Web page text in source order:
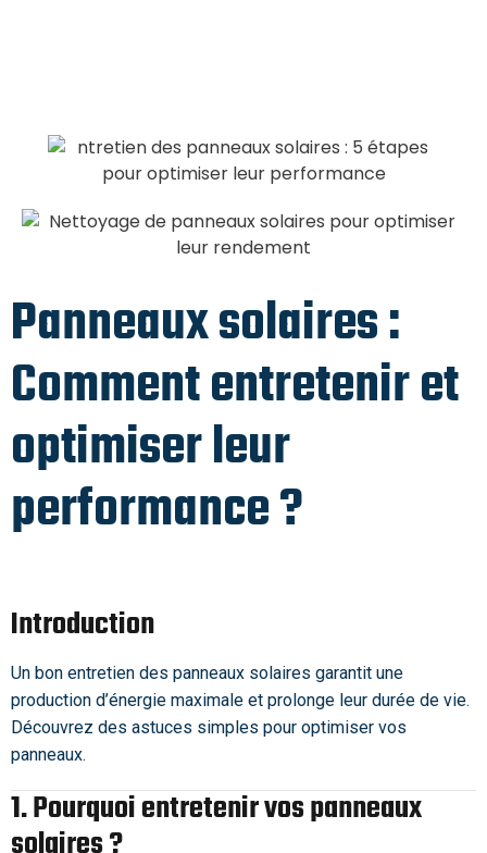
Panneaux solaires :
Comment entretenir et
optimiser leur
performance ?
Introduction
Un bon entretien des panneaux solaires garantit une
production d’énergie maximale et prolonge leur durée de vie.
Découvrez des astuces simples pour optimiser vos
panneaux.
1. Pourquoi entretenir vos panneaux